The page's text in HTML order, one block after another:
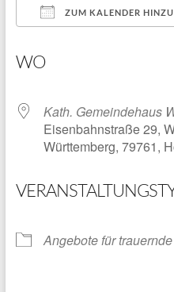
ZUM KALENDER
WO
Kath. Gemeindehaus
Eisenbahnstraße 29,
Württemberg, 79761,
Angebote für